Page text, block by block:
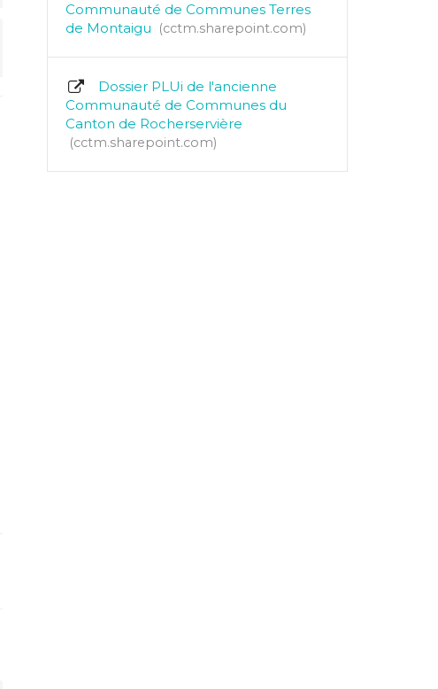
Communauté de Communes Terres
de Montaigu
cctm.sharepoint.com
Dossier PLUi de l'ancienne
Communauté de Communes du
Canton de Rocherservière
cctm.sharepoint.com